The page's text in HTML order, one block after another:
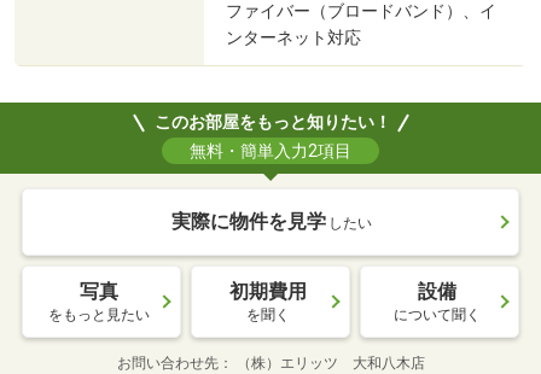
ファイバー（ブロードバンド）、イ
ンターネット対応
このお部屋をもっと知りたい！
無料・簡単入力2項目
実際に物件を見学 したい
写真
をもっと見たい
初期費用
を聞く
設備
について聞く
お問い合わせ先 （株）エリッツ 大和八木店